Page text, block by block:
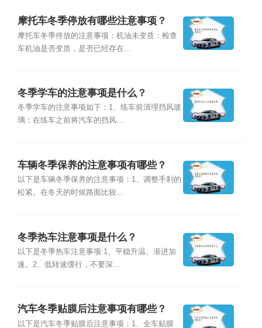
摩托车冬季停放有哪些注意事项？
摩托车冬季停放的注意事项：机油未变质：检查
车机油是否变质，是否已经存在...
冬季学车的注意事项是什么？
冬季学车的注意事项如下：1、练车前清理挡风玻
璃：在练车之前将汽车的挡风...
车辆冬季保养的注意事项有哪些？
以下是车辆冬季保养的注意事项：1、调整手刹的
松紧。在冬天的时候路面比较...
冬季热车注意事项是什么？
以下是冬季热车注意事项:1、平稳升温、渐进加
速。2、低转速缓行，不要深...
汽车冬季贴膜后注意事项有哪些？
以下是汽车冬季贴膜后注意事项：1、全车贴膜